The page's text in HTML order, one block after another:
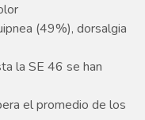
(49%), dorsalgia
la SE 46 se han
el promedio de los